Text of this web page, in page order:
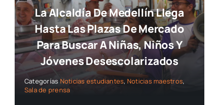
La Alcaldía De Medellín Llega
Hasta Las Plazas De Mercado
Para Buscar A Niñas, Niños Y
Jóvenes Desescolarizados
Categorías Noticias estudiantes, Noticias maestros,
Sala de prensa